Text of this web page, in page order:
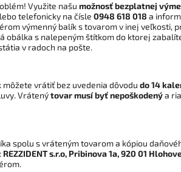
Využite našu možnosť bezplatnej
telefonicky na čísle 0948 618 018 a
výmenný balík s tovarom v inej veľkosti,
obálka s nalepeným štítkom do ktorej
v radoch na pošte.
vrátiť bez uvedenia dôvodu do 14
Vrátenýtovar musí byť nepoškodenýa
spolu s vráteným tovarom a kópiou
REZZIDENT s.r.o, Pribinova 1a, 920 01